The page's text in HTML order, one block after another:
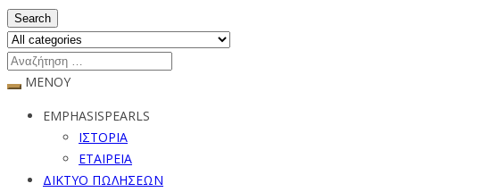
Search
ΜΕΝΟΥ
EMPHASISPEARLS
ΙΣΤΟΡΙΑ
ΕΤΑΙΡΕΙΑ
ΔΙΚΤΥΟ ΠΩΛΗΣΕΩΝ